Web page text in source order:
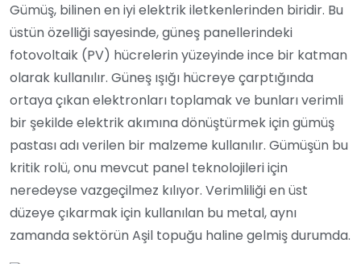
Gümüş, bilinen en iyi elektrik iletkenlerinden biridir. Bu
üstün özelliği sayesinde, güneş panellerindeki
fotovoltaik (PV) hücrelerin yüzeyinde ince bir katman
olarak kullanılır. Güneş ışığı hücreye çarptığında
ortaya çıkan elektronları toplamak ve bunları verimli
bir şekilde elektrik akımına dönüştürmek için gümüş
pastası adı verilen bir malzeme kullanılır. Gümüşün bu
kritik rolü, onu mevcut panel teknolojileri için
neredeyse vazgeçilmez kılıyor. Verimliliği en üst
düzeye çıkarmak için kullanılan bu metal, aynı
zamanda sektörün Aşil topuğu haline gelmiş durumda.